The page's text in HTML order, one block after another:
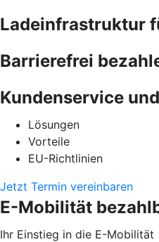
Ladeinfrastruktur
Barrierefrei
Kundenservice
Lösungen
Vorteile
EU-Richtlinien
Jetzt Termin vereinbaren
E-Mobilität
Ihr Einstieg in die E-Mobilität